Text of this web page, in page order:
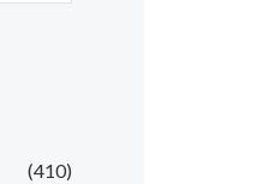
(410)